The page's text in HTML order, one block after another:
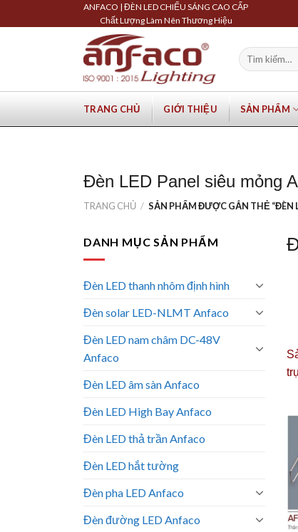
to
ANFACO | ĐÈN LED CHIẾU SÁNG CAO CẤP
Chất Lượng Làm Nên Thương Hiệu
Tìm
kiếm:
TRANG CHỦ GIỚI THIỆU SẢN PHẨM
Đèn LED Panel siêu mỏng
TRANG CHỦ / SẢN PHẨM ĐƯỢC GẮN THẺ “ĐÈN
DANH MỤC SẢN PHẨM
Đèn LED thanh nhôm định hình
Đèn solar LED-NLMT Anfaco
Đèn LED nam châm DC-48V
Anfaco
Đèn LED âm sàn Anfaco
Đèn LED High Bay Anfaco
Đèn LED thả trần Anfaco
Đèn LED hắt tường
Đèn pha LED Anfaco
Đèn đường LED Anfaco